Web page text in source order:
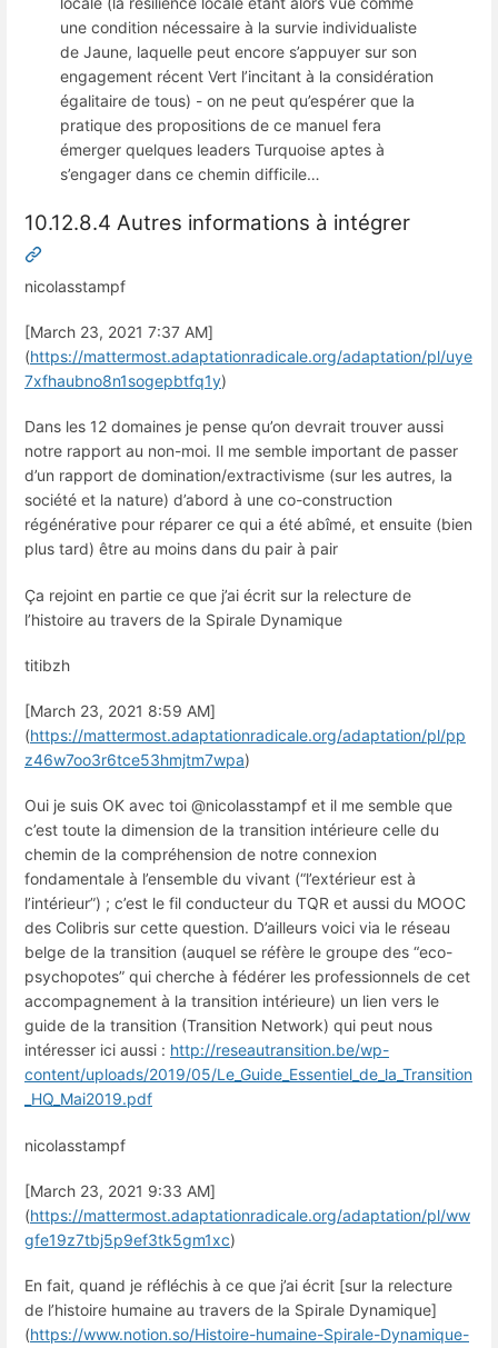
une condition nécessaire à la survie individualiste
de Jaune, laquelle peut encore s’appuyer sur son
engagement récent Vert l’incitant à la considération
égalitaire de tous) - on ne peut qu’espérer que la
pratique des propositions de ce manuel fera
émerger quelques leaders Turquoise aptes à
s’engager dans ce chemin difficile…
10.12.8.4 Autres informations à intégrer
nicolasstampf
[March 23, 2021 7:37 AM]
(https://mattermost.adaptationradicale.org/adaptation/pl/uye
7xfhaubno8n1sogepbtfq1y)
Dans les 12 domaines je pense qu’on devrait trouver aussi
notre rapport au non-moi. Il me semble important de passer
d’un rapport de domination/extractivisme (sur les autres, la
société et la nature) d’abord à une co-construction
régénérative pour réparer ce qui a été abîmé, et ensuite (bien
plus tard) être au moins dans du pair à pair
Ça rejoint en partie ce que j’ai écrit sur la relecture de
l’histoire au travers de la Spirale Dynamique
titibzh
[March 23, 2021 8:59 AM]
(https://mattermost.adaptationradicale.org/adaptation/pl/pp
z46w7oo3r6tce53hmjtm7wpa)
Oui je suis OK avec toi @nicolasstampf et il me semble que
c’est toute la dimension de la transition intérieure celle du
chemin de la compréhension de notre connexion
fondamentale à l’ensemble du vivant (“l’extérieur est à
l’intérieur”) ; c’est le fil conducteur du TQR et aussi du MOOC
des Colibris sur cette question. D’ailleurs voici via le réseau
belge de la transition (auquel se réfère le groupe des “eco-
psychopotes” qui cherche à fédérer les professionnels de cet
accompagnement à la transition intérieure) un lien vers le
guide de la transition (Transition Network) qui peut nous
intéresser ici aussi : http://reseautransition.be/wp-
content/uploads/2019/05/Le_Guide_Essentiel_de_la_Transition
_HQ_Mai2019.pdf
nicolasstampf
[March 23, 2021 9:33 AM]
(https://mattermost.adaptationradicale.org/adaptation/pl/ww
gfe19z7tbj5p9ef3tk5gm1xc)
En fait, quand je réfléchis à ce que j’ai écrit [sur la relecture
de l’histoire humaine au travers de la Spirale Dynamique]
(https://www.notion.so/Histoire-humaine-Spirale-Dynamique-